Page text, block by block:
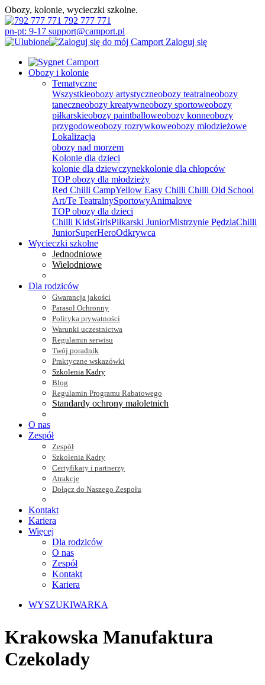
Obozy, kolonie, wycieczki szkolne.
792 777 771
pn-pt: 9-17 support@camport.pl
Zaloguj się
Obozy i kolonie
Tematyczne
Wszystkieobozy artystyczneobozy teatralneobozy
taneczneobozy kreatywneobozy sportoweobozy
piłkarskieobozy paintballoweobozy konneobozy
przygodoweobozy rozrywkoweobozy młodzieżowe
Lokalizacja
obozy nad morzem
Kolonie dla dzieci
kolonie dla dziewczynekkolonie dla chłopców
TOP obozy dla młodzieży
Red Chilli CampYellow Easy Chilli Chilli Old School
Art/Te TeatralnySportowyAnimalove
TOP obozy dla dzieci
Chilli KidsGirlsPiłkarski JuniorMistrzynie PędzlaChilli
JuniorSuperHeroOdkrywca
Wycieczki szkolne
Jednodniowe
Wielodniowe
Dla rodziców
Gwarancja jakości
Parasol Ochronny
Polityka prywatności
Warunki uczestnictwa
Regulamin serwisu
Twój poradnik
Praktyczne wskazówki
Szkolenia Kadry
Blog
Regulamin Programu Rabatowego
Standardy ochrony małoletnich
O nas
Zespół
Zespół
Szkolenia Kadry
Certyfikaty i partnerzy
Atrakcje
Dołącz do Naszego Zespołu
Kontakt
Kariera
Więcej
Dla rodziców
O nas
Zespół
Kontakt
Kariera
WYSZUKIWARKA
Krakowska Manufaktura
Czekolady